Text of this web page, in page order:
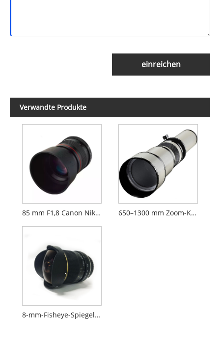
einreichen
Verwandte Produkte
85 mm F1,8 Canon Nikon-Objektiv 650–1300 mm Zoom-Kameraobjektiv
8-mm-Fisheye-Spiegelreflexkameraobjektiv